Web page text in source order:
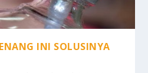
INI SOLUSINYA